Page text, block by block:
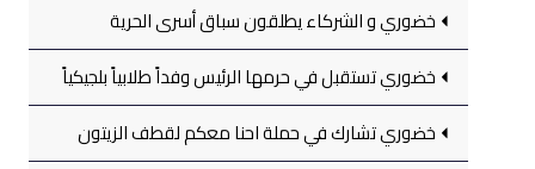
خضوري و الشركاء يطلقون سباق أسرى الحرية
خضوري تستقبل في حرمها الرئيس وفداً طلابياً بلجيكياً
خضوري تشارك في حملة احنا معكم لقطف الزيتون